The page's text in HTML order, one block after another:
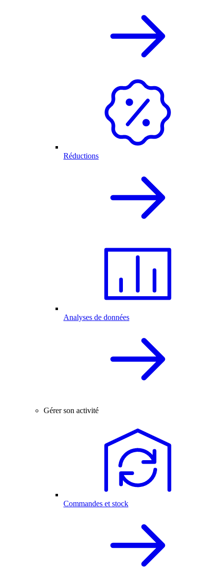
Réductions
Analyses de données
Gérer son activité
Commandes et stock